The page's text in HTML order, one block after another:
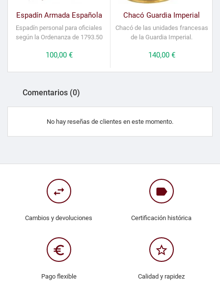
Espadín Armada Española
Espadín personal para oficiales
según la Ordenanza de 1793.50
Precio
100,00 €
Chacó Guardia Imperial
Chacó de las unidades francesas
de la Guardia Imperial.
Precio
140,00 €
Comentarios (0)
No hay reseñas de clientes en este momento.
swap_horiz
Cambios y devoluciones
label
Certificación histórica
euro_symbol
Pago flexible
star_border
Calidad y rapidez